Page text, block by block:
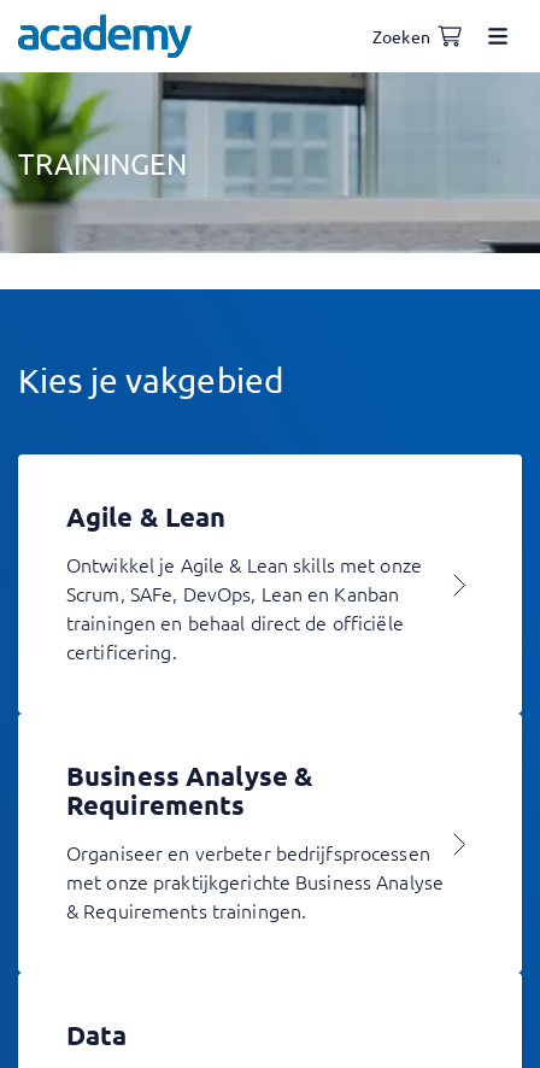
Zoeken
TRAININGEN
Kies je vakgebied
Agile & Lean
Ontwikkel je Agile & Lean skills met onze
Scrum, SAFe, DevOps, Lean en Kanban
trainingen en behaal direct de officiële
certificering.
Business Analyse &
Requirements
Organiseer en verbeter bedrijfsprocessen
met onze praktijkgerichte Business Analyse
& Requirements trainingen.
Data